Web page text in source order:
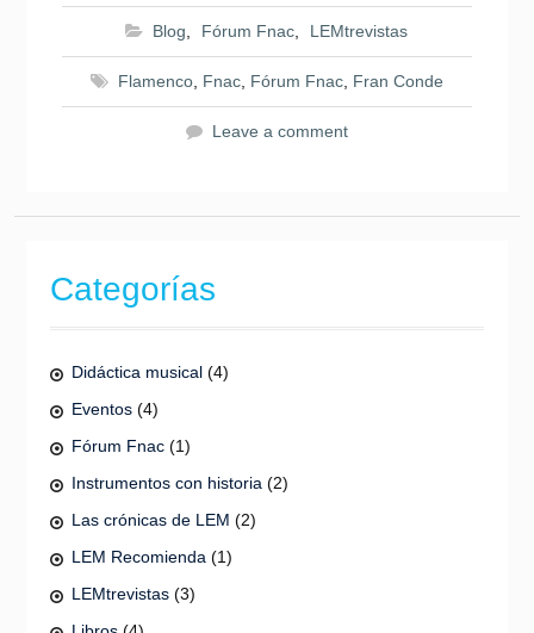
Blog Fórum Fnac LEMtrevistas
Flamenco, Fnac, Fórum Fnac, Fran Conde
Leave a comment
Categorías
Didáctica musical(4)
Eventos(4)
Fórum Fnac(1)
Instrumentos con historia (2)
Las crónicas de LEM (2)
LEM Recomienda (1)
LEMtrevistas(3)